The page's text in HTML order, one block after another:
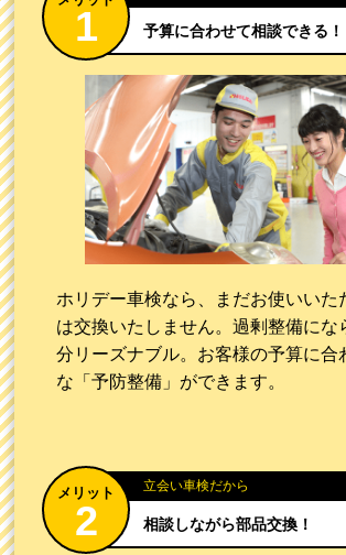
予算に合わせて相談できる！
ホリデー車検なら、まだお使いいた
は交換いたしません。過剰整備にな
分リーズナブル。お客様の予算に合
な「予防整備」ができます。
立会い車検だから
相談しながら部品交換！